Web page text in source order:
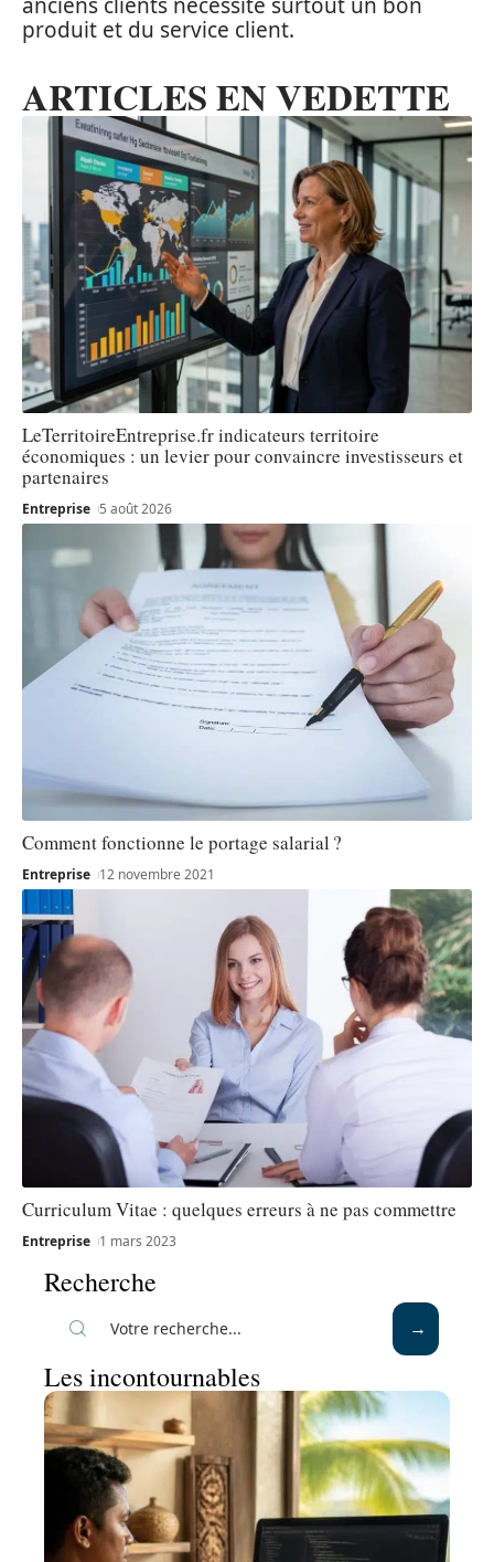
produit et du service client.
ARTICLES EN VEDETTE
LeTerritoireEntreprise.fr indicateurs territoire
économiques : un levier pour convaincre investisseurs et
partenaires
Entreprise 5 août 2026
Comment fonctionne le portage salarial ?
Entreprise 12 novembre 2021
Curriculum Vitae : quelques erreurs à ne pas commettre
Entreprise 1 mars 2023
Recherche
Les incontournables